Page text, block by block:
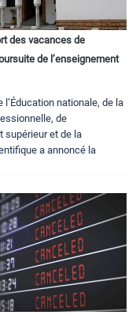
des vacances de
de l’enseignement
l’Éducation nationale, de la
de
supérieur et de la
a annoncé la